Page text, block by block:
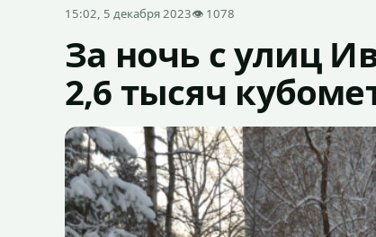
15:02, 5 декабря 2023👁 1078
За ночь с улиц
2,6 тысяч